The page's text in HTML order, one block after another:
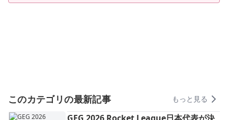
このカテゴリの最新記事 もっと見る
GEG 2026 Rocket League日本代表が決